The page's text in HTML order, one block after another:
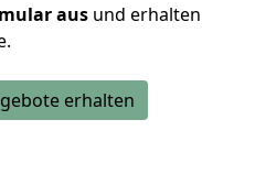
aus und erhalten
erhalten